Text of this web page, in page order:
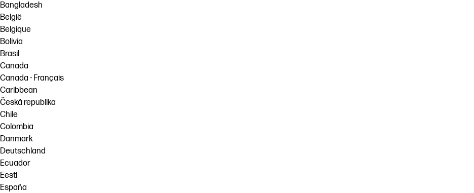
Bangladesh
België
Belgique
Bolivia
Brasil
Canada
Canada - Français
Caribbean
Česká republika
Chile
Colombia
Danmark
Deutschland
Ecuador
Eesti
España